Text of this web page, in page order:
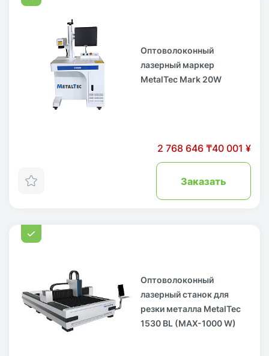
Оптоволоконный
лазерный маркер
MetalTec Mark 20W
2 768 646 ₸40 001 ¥
Заказать
Оптоволоконный
лазерный станок для
резки металла MetalTec
1530 BL (MAX-1000 W)